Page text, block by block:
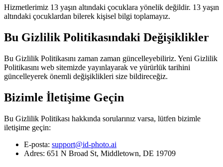
Hizmetlerimiz 13 yaşın altındaki çocuklara yönelik değildir. 13 yaşın
altındaki çocuklardan bilerek kişisel bilgi toplamayız.
Bu Gizlilik Politikasındaki Değişiklikler
Bu Gizlilik Politikasını zaman zaman güncelleyebiliriz. Yeni Gizlilik
Politikasını web sitemizde yayınlayarak ve yürürlük tarihini
güncelleyerek önemli değişiklikleri size bildireceğiz.
Bizimle İletişime Geçin
Bu Gizlilik Politikası hakkında sorularınız varsa, lütfen bizimle
iletişime geçin:
E-posta: support@id-photo.ai
Adres: 651 N Broad St, Middletown, DE 19709